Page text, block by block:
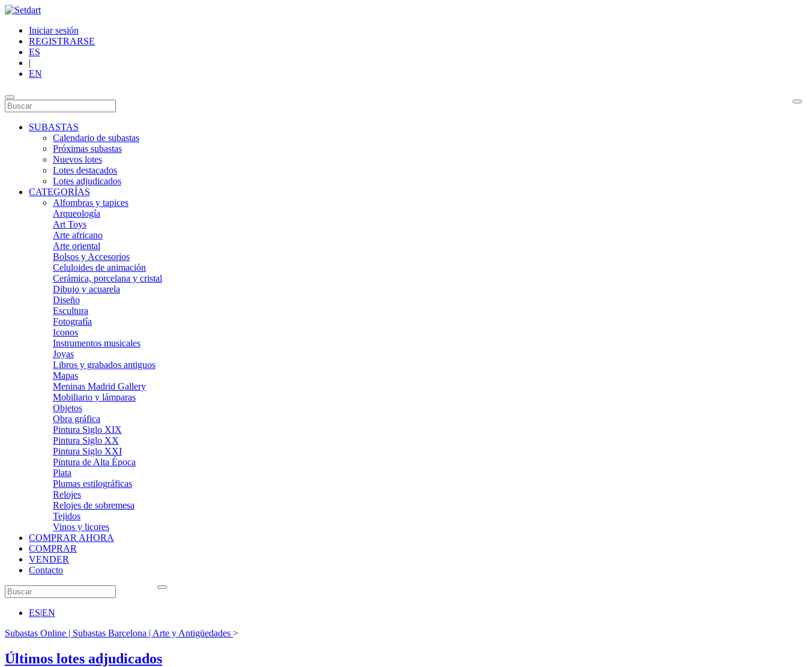
Iniciar sesión
REGISTRARSE
ES
|
EN
SUBASTAS
Calendario de subastas
Próximas subastas
Nuevos lotes
Lotes destacados
Lotes adjudicados
CATEGORÍAS
Alfombras y tapices
Arqueología
Art Toys
Arte africano
Arte oriental
Bolsos y Accesorios
Celuloides de animación
Cerámica, porcelana y cristal
Dibujo y acuarela
Diseño
Escultura
Fotografía
Iconos
Instrumentos musicales
Joyas
Libros y grabados antiguos
Mapas
Meninas Madrid Gallery
Mobiliario y lámparas
Objetos
Obra gráfica
Pintura Siglo XIX
Pintura Siglo XX
Pintura Siglo XXI
Pintura de Alta Época
Plata
Plumas estilográficas
Relojes
Relojes de sobremesa
Tejidos
Vinos y licores
COMPRAR AHORA
COMPRAR
VENDER
Contacto
ES|EN
Subastas Online | Subastas Barcelona | Arte y Antigüedades >
Últimos lotes adjudicados